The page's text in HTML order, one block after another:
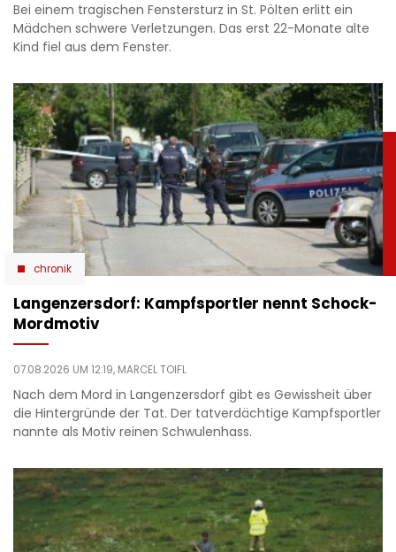
Bei einem tragischen Fenstersturz in St. Pölten erlitt ein
Mädchen schwere Verletzungen. Das erst 22-Monate alte
Kind fiel aus dem Fenster.
chronik
Langenzersdorf: Kampfsportler nennt Schock-
Mordmotiv
07.08.2026 UM 12:19, MARCEL TOIFL
Nach dem Mord in Langenzersdorf gibt es Gewissheit über
die Hintergründe der Tat. Der tatverdächtige Kampfsportler
nannte als Motiv reinen Schwulenhass.